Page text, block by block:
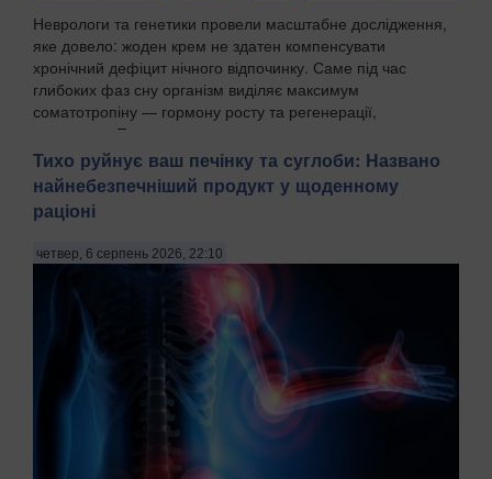
Неврологи та генетики провели масштабне дослідження,
яке довело: жоден крем не здатен компенсувати
хронічний дефіцит нічного відпочинку. Саме під час
глибоких фаз сну організм виділяє максимум
соматотропіну — гормону росту та регенерації,
передають Пат...
Тихо руйнує ваш печінку та суглоби: Названо
найнебезпечніший продукт у щоденному
раціоні
четвер, 6 серпень 2026, 22:10